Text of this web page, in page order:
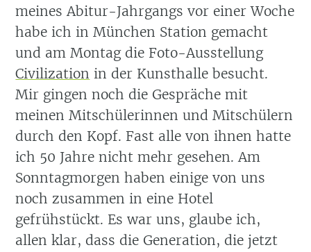
meines Abitur-Jahrgangs vor einer Woche
habe ich in München Station gemacht
und am Montag die Foto-Ausstellung
Civilization in der Kunsthalle besucht.
Mir gingen noch die Gespräche mit
meinen Mitschülerinnen und Mitschülern
durch den Kopf. Fast alle von ihnen hatte
ich 50 Jahre nicht mehr gesehen. Am
Sonntagmorgen haben einige von uns
noch zusammen in eine Hotel
gefrühstückt. Es war uns, glaube ich,
allen klar, dass die Generation, die jetzt